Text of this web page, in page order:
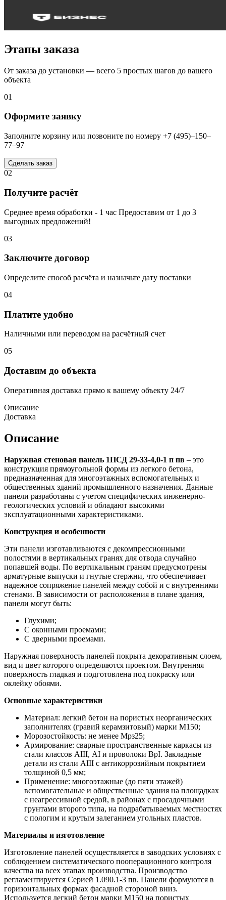
Этапы заказа
От заказа до установки — всего 5 простых шагов до вашего
объекта
01
Оформите заявку
Заполните корзину или позвоните по номеру +7 (495)–150–
77–97
Сделать заказ
02
Получите расчёт
Среднее время обработки - 1 час Предоставим от 1 до 3
выгодных предложений!
03
Заключите договор
Определите способ расчёта и назначьте дату поставки
04
Платите удобно
Наличными или переводом на расчётный счет
05
Доставим до объекта
Оперативная доставка прямо к вашему объекту 24/7
Описание
Доставка
Описание
Наружная стеновая панель 1ПСД 29-33-4,0-1 п пв – это
конструкция прямоугольной формы из легкого бетона,
предназначенная для многоэтажных вспомогательных и
общественных зданий промышленного назначения. Данные
панели разработаны с учетом специфических инженерно-
геологических условий и обладают высокими
эксплуатационными характеристиками.
Конструкция и особенности
Эти панели изготавливаются с декомпрессионными
полостями в вертикальных гранях для отвода случайно
попавшей воды. По вертикальным граням предусмотрены
арматурные выпуски и гнутые стержни, что обеспечивает
надежное сопряжение панелей между собой и с внутренними
стенами. В зависимости от расположения в плане здания,
панели могут быть:
Глухими;
С оконными проемами;
С дверными проемами.
Наружная поверхность панелей покрыта декоративным слоем,
вид и цвет которого определяются проектом. Внутренняя
поверхность гладкая и подготовлена под покраску или
оклейку обоями.
Основные характеристики
Материал: легкий бетон на пористых неорганических
заполнителях (гравий керамзитовый) марки М150;
Морозостойкость: не менее Мрз25;
Армирование: сварные пространственные каркасы из
стали классов АIII, АI и проволоки ВрI. Закладные
детали из стали АIII с антикоррозийным покрытием
толщиной 0,5 мм;
Применение: многоэтажные (до пяти этажей)
вспомогательные и общественные здания на площадках
с неагрессивной средой, в районах с просадочными
грунтами второго типа, на подрабатываемых местностях
с пологим и крутым залеганием угольных пластов.
Материалы и изготовление
Изготовление панелей осуществляется в заводских условиях с
соблюдением систематического пооперационного контроля
качества на всех этапах производства. Производство
регламентируется Серией 1.090.1-3 пв. Панели формуются в
горизонтальных формах фасадной стороной вниз.
Используется легкий бетон марки М150 на пористых